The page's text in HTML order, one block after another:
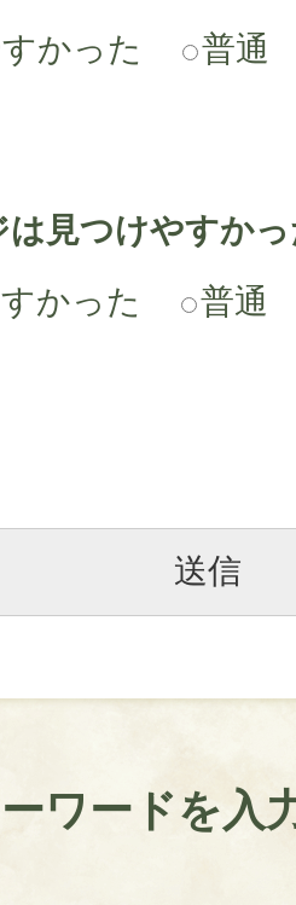
かった
普通
は見つけやすか
かった
普通
ワードを入